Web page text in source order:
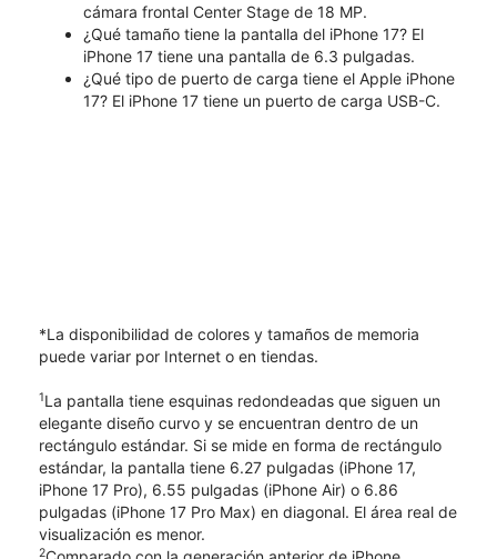
cámara frontal Center Stage de 18 MP.
¿Qué tamaño tiene la pantalla del iPhone 17? El
iPhone 17 tiene una pantalla de 6.3 pulgadas.
¿Qué tipo de puerto de carga tiene el Apple iPhone
17? El iPhone 17 tiene un puerto de carga USB-C.
*La disponibilidad de colores y tamaños de memoria
puede variar por Internet o en tiendas.
1La pantalla tiene esquinas redondeadas que siguen un
elegante diseño curvo y se encuentran dentro de un
rectángulo estándar. Si se mide en forma de rectángulo
estándar, la pantalla tiene 6.27 pulgadas (iPhone 17,
iPhone 17 Pro), 6.55 pulgadas (iPhone Air) o 6.86
pulgadas (iPhone 17 Pro Max) en diagonal. El área real de
visualización es menor.
2